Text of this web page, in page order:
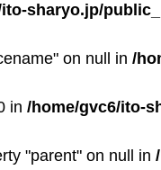
sharyo.jp/
on null in /
in /home/gvc6/ito-
"parent" on null in